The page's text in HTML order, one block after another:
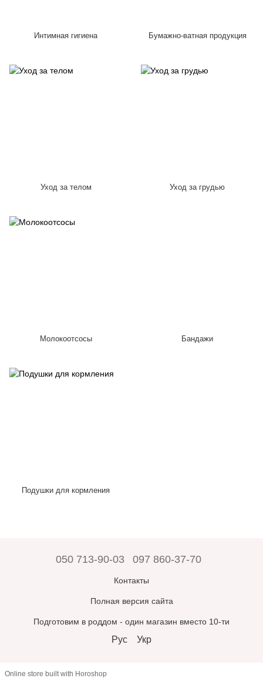
Интимная гигиена Бумажно-ватная продукция
Уход за телом Уход за грудью
Молокоотсосы Бандажи
Подушки для кормления
050 713-90-03 097 860-37-70
Контакты
Полная версия сайта
Подготовим в роддом - один магазин вместо 10-ти
Рус Укр
Online store built with Horoshop